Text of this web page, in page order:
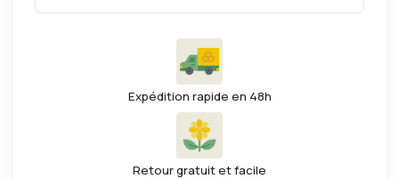
Expédition rapide en 48h
Retour gratuit et facile